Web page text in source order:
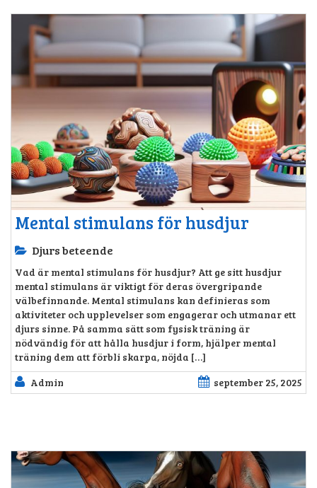
Mental stimulans för husdjur
Djurs beteende
Vad är mental stimulans för husdjur? Att ge sitt husdjur
mental stimulans är viktigt för deras övergripande
välbefinnande. Mental stimulans kan definieras som
aktiviteter och upplevelser som engagerar och utmanar ett
djurs sinne. På samma sätt som fysisk träning är
nödvändig för att hålla husdjur i form, hjälper mental
träning dem att förbli skarpa, nöjda […]
Admin
september 25, 2025